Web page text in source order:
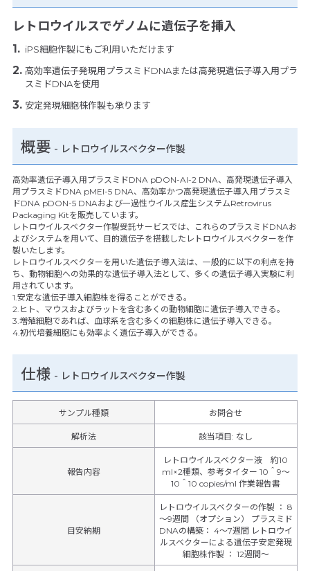
レトロウイルスでゲノムに遺伝子を挿入
iPS細胞作製にもご利用いただけます
高効率遺伝子発現用プラスミドDNAまたは高発現遺伝子導入用プラ
スミドDNAを使用
安定発現細胞株作製も承ります
概要 - レトロウイルスベクター作製
高効率遺伝子導入用プラスミドDNA pDON-AI-2 DNA、高発現遺伝子導入
用プラスミドDNA pMEI-5 DNA、高効率かつ高発現遺伝子導入用プラスミ
ドDNA pDON-5 DNAおよび一過性ウイルス産生システムRetrovirus
Packaging Kitを販売しています。
レトロウイルスベクター作製受託サービスでは、これらのプラスミドDNAお
よびシステムを用いて、目的遺伝子を搭載したレトロウイルスベクターを作
製いたします。
レトロウイルスベクターを用いた遺伝子導入法は、一般的に以下の利点を持
ち、動物細胞への効果的な遺伝子導入法として、多くの遺伝子導入実験に利
用されています。
1.安定な遺伝子導入細胞株を得ることができる。
2.ヒト、マウスおよびラットを含む多くの動物細胞に遺伝子導入できる。
3.増殖細胞であれば、血球系を含む多くの細胞株に遺伝子導入できる。
4.初代培養細胞にも効率よく遺伝子導入ができる。
仕様 - レトロウイルスベクター作製
サンプル種類 お問合せ
解析法 該当項目: なし
報告内容
レトロウイルスベクター液 約10
ml×2種類、参考タイター 10＾9～
10＾10 copies/ml 作業報告書
目安納期
レトロウイルスベクターの作製 ： 8
～9週間 （オプション） プラスミド
DNAの構築： 4～7週間 レトロウイ
ルスベクターによる遺伝子安定発現
細胞株作製 ： 12週間～